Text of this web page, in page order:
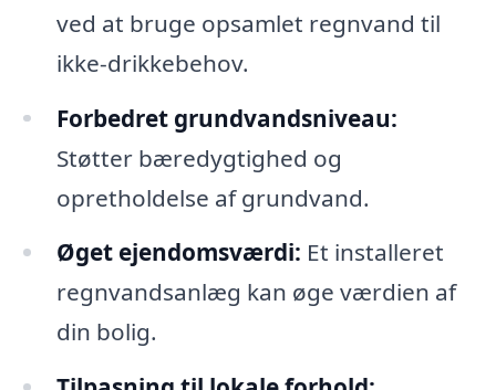
ved at bruge opsamlet regnvand til
ikke-drikkebehov.
Forbedret grundvandsniveau:
Støtter bæredygtighed og
opretholdelse af grundvand.
Øget ejendomsværdi: Et installeret
regnvandsanlæg kan øge værdien af
din bolig.